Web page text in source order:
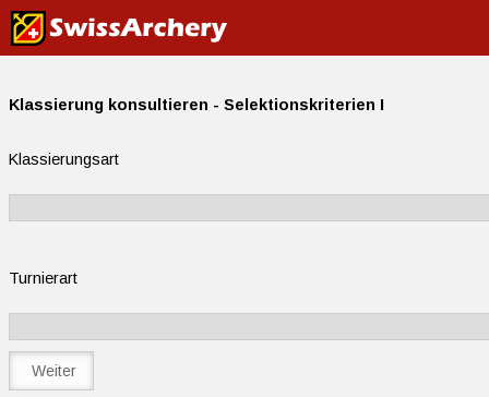
Klassierung konsultieren - Selektionskriterien I
Klassierungsart
Turnierart